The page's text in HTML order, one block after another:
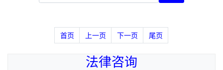
首页 上一页 下一页 尾页
法律咨询